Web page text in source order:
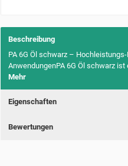
Beschreibung
PA 6G Öl schwarz –
AnwendungenPA 6G Öl schwarz
Mehr
Eigenschaften
Bewertungen